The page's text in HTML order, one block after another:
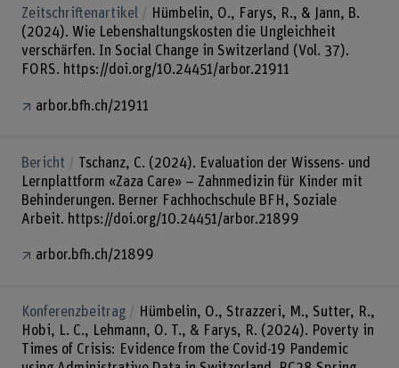
Zeitschriftenartikel
Hümbelin, O., Farys, R., & Jann, B.
(2024). Wie Lebenshaltungskosten die Ungleichheit
verschärfen. In Social Change in Switzerland (Vol. 37).
FORS. https://doi.org/10.24451/arbor.21911
arbor.bfh.ch/21911
Bericht
Tschanz, C. (2024). Evaluation der Wissens- und
Lernplattform «Zaza Care» – Zahnmedizin für Kinder mit
Behinderungen. Berner Fachhochschule BFH, Soziale
Arbeit. https://doi.org/10.24451/arbor.21899
arbor.bfh.ch/21899
Konferenzbeitrag
Hümbelin, O., Strazzeri, M., Sutter, R.,
Hobi, L. C., Lehmann, O. T., & Farys, R. (2024). Poverty in
Times of Crisis: Evidence from the Covid-19 Pandemic